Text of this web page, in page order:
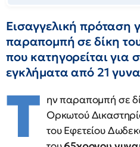
Εισαγγελική πρόταση
παραπομπή σε δίκη
που κατηγορείται για
εγκλήματα από 21
Τ ην παραπομπή σε
Ορκωτού
του Εφετείου